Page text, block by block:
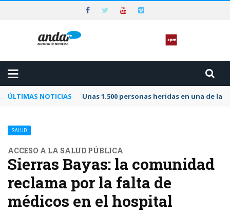
ÚLTIMAS NOTICIAS Unas 1.500 personas heridas en una de
SALUD
ACCESO A LA SALUD PÚBLICA
Sierras Bayas: la comunidad
reclama por la falta de
médicos en el hospital